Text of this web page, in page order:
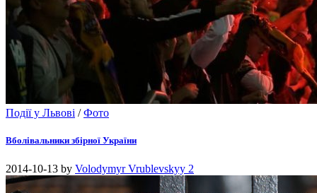
Події у Львові /Фото
Вболівальники збірної України
2014-10-13 by Volodymyr Vrublevskyy 2